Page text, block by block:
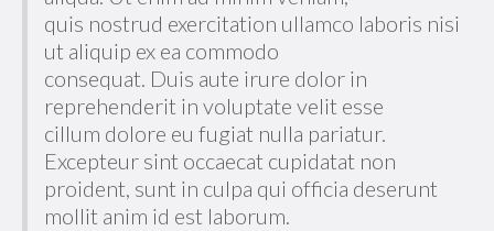
quis nostrud exercitation ullamco laboris nisi
ut aliquip ex ea commodo
consequat. Duis aute irure dolor in
reprehenderit in voluptate velit esse
cillum dolore eu fugiat nulla pariatur.
Excepteur sint occaecat cupidatat non
proident, sunt in culpa qui officia deserunt
mollit anim id est laborum.